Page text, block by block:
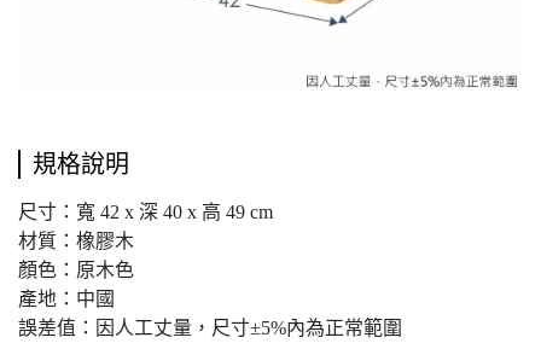
規格說明
尺寸：寬 42 x 深 40 x 高 49 cm
材質：橡膠木
顏色：原木色
產地：中國
誤差值：因人工丈量，尺寸±5%內為正常範圍